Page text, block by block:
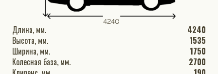
4240
Длина, мм.
4240
Высота, мм.
1535
Ширина, мм.
1750
Колесная база, мм.
2700